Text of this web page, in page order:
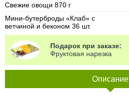
Свежие овощи 870 г
Мини-бутерброды «Клаб» с
ветчиной и беконом 36 шт.
Подарок при заказе:
Фруктовая нарезка
Описание